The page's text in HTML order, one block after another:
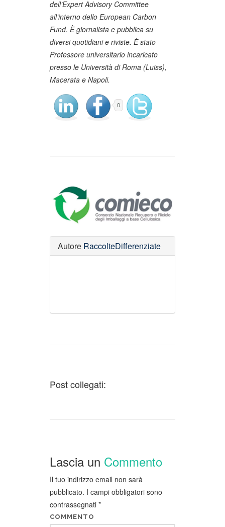
dell’Expert Advisory Committee
all’interno dello European Carbon
Fund. È giornalista e pubblica su
diversi quotidiani e riviste. È stato
Professore universitario incaricato
presso le Università di Roma (Luiss),
Macerata e Napoli.
0
Autore RaccolteDifferenziate
Post collegati:
Lascia un Commento
Il tuo indirizzo email non sarà
pubblicato. I campi obbligatori sono
contrassegnati *
COMMENTO